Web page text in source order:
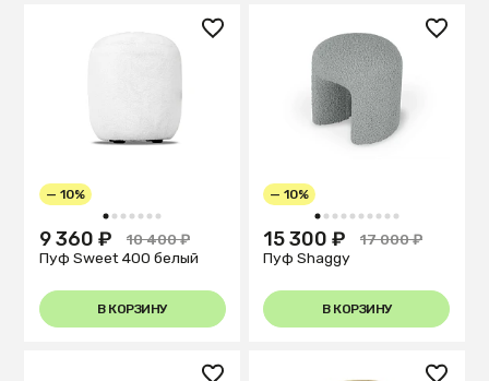
1 2 3 4 5 6 7
— 10%
9 360 ₽
10 400 ₽
Пуф Sweet 400 белый
В КОРЗИНУ
1 2 3 4 5 6 7 8 9 10
— 10%
15 300 ₽
17 000 ₽
Пуф Shaggy
В КОРЗИНУ